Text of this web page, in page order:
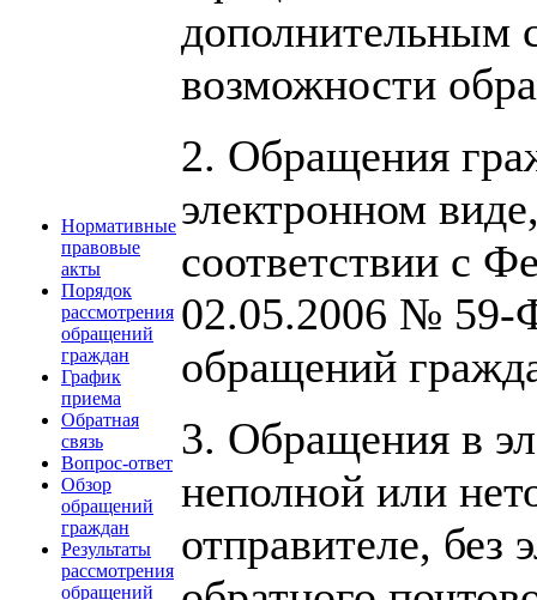
Нормативные
правовые
акты
Порядок
рассмотрения
обращений
граждан
График
приема
Обратная
связь
Вопрос-ответ
Обзор
обращений
граждан
Результаты
рассмотрения
обращений
дополнительным
возможности
2. Обращения
электронном
соответствии с
02.05.2006 № 59-
обращений
3. Обращения в
неполной или
отправителе, без